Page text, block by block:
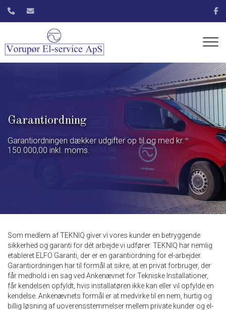
Gå
Garantiordning
Garantiordningen dækker udgifter op til og med kr.
150.000,00 inkl. moms.
Som medlem af TEKNIQ giver vi vores kunder en betryggende
sikkerhed og garanti for dét arbejde vi udfører. TEKNIQ har nemlig
etableret ELFO Garanti, der er en garantiordning for el-arbejder.
Garantiordningen har til formål at sikre, at en privat forbruger, der
får medhold i en sag ved Ankenævnet for Tekniske Installationer,
får kendelsen opfyldt, hvis installatøren ikke kan eller vil opfylde en
kendelse. Ankenævnets formål er at medvirke til en nem, hurtig og
billig løsning af uoverensstemmelser mellem private kunder og el-